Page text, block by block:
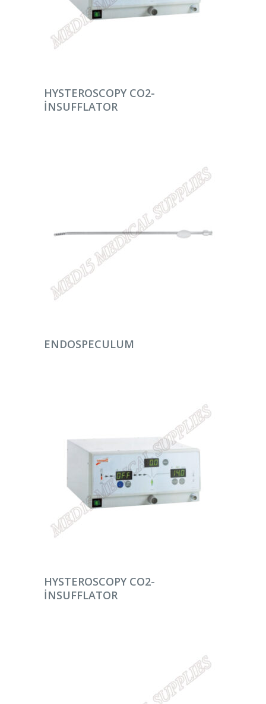
DEVAMINI OKU
HYSTEROSCOPY CO2-
INSUFFLATOR
DEVAMINI OKU
ENDOSPECULUM
DEVAMINI OKU
HYSTEROSCOPY CO2-
INSUFFLATOR